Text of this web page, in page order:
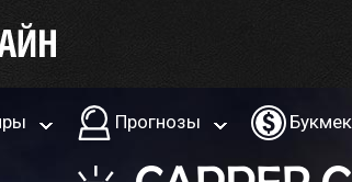
Прогнозы